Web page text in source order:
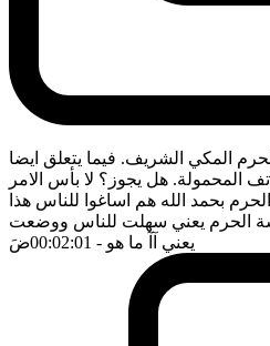
المكي الشريف. فيما يتعلق ايضا
المحمولة. هل يجوز؟ لا بأس الامر
بحمد الله هم اساغوا للناس هذا
الحرم يعني سهلت للناس ووضعت
يعني آآ ما هو - 00:02:01 ضَ